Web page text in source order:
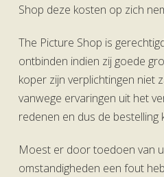
Shop deze kosten op zich
The Picture Shop is
ontbinden indien zij goede
koper zijn verplichtingen niet
vanwege ervaringen uit het
redenen en dus de bestelling
Moest er door toedoen van
omstandigheden een fout